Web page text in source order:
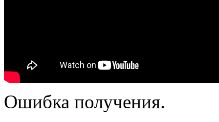
Ошибка получения.